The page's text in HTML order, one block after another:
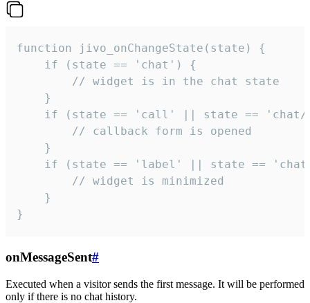
function jivo_onChangeState(state) {
    if (state == 'chat') {
        // widget is in the chat state
    }
if (state == 'call' || state ==
        // callback form is opened
    }
if (state == 'label' || state ==
        // widget is minimized
    }
}
onMessageSent#
Executed when a visitor sends the first message. It will be performed
only if there is no chat history.